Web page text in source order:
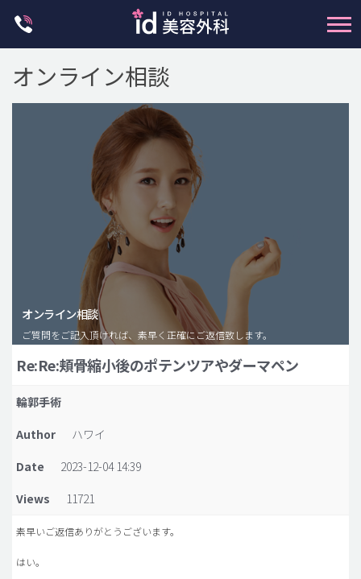
脂肪注入(アンチエイジング)
豊胸手術・バストアップ
プチ整形
idリアルストーリー
idニュース
病院紹介
安全整形
オンライン相談
オンライン相談
ご質問をご記入頂ければ、素早く正確にご返信致します。
Re:Re:頬骨縮小後のポテンツアやダーマペン
輪郭手術
Author
ハワイ
Date
2023-12-04 14:39
Views
11721
素早いご返信ありがとうございます。
はい。